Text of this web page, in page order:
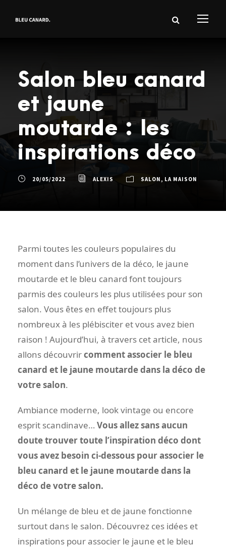
Salon bleu canard
et jaune
moutarde : les
inspirations déco
20/05/2022 ALEXIS SALON , LA MAISON
Parmi toutes les couleurs populaires du
moment dans l’univers de la déco, le jaune
moutarde et le bleu canard font toujours
parmis des couleurs les plus utilisées pour son
salon. Vous êtes en effet toujours plus
nombreux à les plébisciter et vous avez bien
raison ! Aujourd’hui, à travers cet article, nous
allons découvrircomment associer le bleu
canard et le jaune moutarde dans la déco de
votre salon.
Ambiance moderne, look vintage ou encore
esprit scandinave… Vous allez sans aucun
doute trouver toute l’inspiration déco dont
vous avez besoin ci-dessous pour associer le
bleu canard et le jaune moutarde dans la
déco de votre salon.
Un mélange de bleu et de jaune fonctionne
surtout dans le salon. Découvrez ces idées et
inspirations pour associer le jaune et le bleu